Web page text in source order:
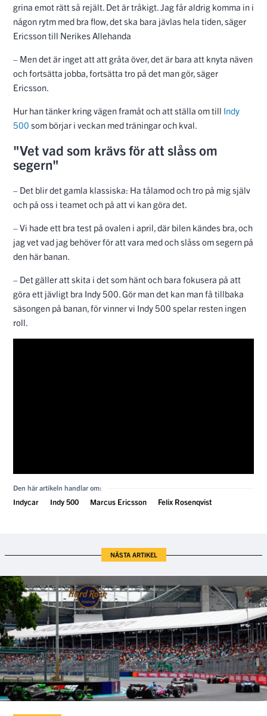
grina emot rätt så rejält. Det är tråkigt. Jag får aldrig komma in i
någon rytm med bra flow, det ska bara jävlas hela tiden, säger
Ericsson till Nerikes Allehanda
– Men det är inget att att gråta över, det är bara att knyta näven
och fortsätta jobba, fortsätta tro på det man gör, säger
Ericsson.
Hur han tänker kring vägen framåt och att ställa om till Indy
500 som börjar i veckan med träningar och kval.
"Vet vad som krävs för att slåss om
segern"
– Det blir det gamla klassiska: Ha tålamod och tro på mig själv
och på oss i teamet och på att vi kan göra det.
– Vi hade ett bra test på ovalen i april, där bilen kändes bra, och
jag vet vad jag behöver för att vara med och slåss om segern på
den här banan.
– Det gäller att skita i det som hänt och bara fokusera på att
göra ett jävligt bra Indy 500. Gör man det kan man få tillbaka
säsongen på banan, för vinner vi Indy 500 spelar resten ingen
roll.
Den här artikeln handlar om:
Indycar Indy 500 Marcus Ericsson Felix Rosenqvist
NÄSTA ARTIKEL